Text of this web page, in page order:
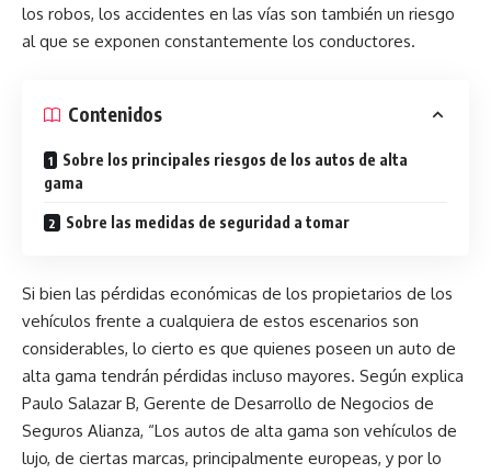
los robos, los accidentes en las vías son también un riesgo
al que se exponen constantemente los conductores.
Contenidos
Sobre los principales riesgos de los autos de alta
gama
Sobre las medidas de seguridad a tomar
Si bien las pérdidas económicas de los propietarios de los
vehículos frente a cualquiera de estos escenarios son
considerables, lo cierto es que quienes poseen un auto de
alta gama tendrán pérdidas incluso mayores. Según explica
Paulo Salazar B, Gerente de Desarrollo de Negocios de
Seguros Alianza, “Los autos de alta gama son vehículos de
lujo, de ciertas marcas, principalmente europeas, y por lo